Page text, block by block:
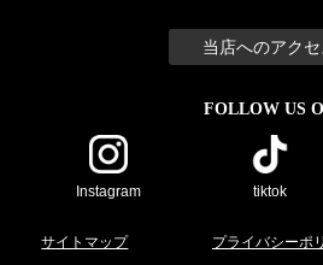
当店へのアクセ
FOLLOW US
Instagram tiktok
サイトマップ プライバシーポ